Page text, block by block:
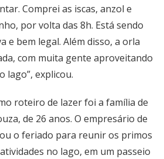
Comprei as iscas, anzol e
por volta das 8h. Está sendo
e bem legal. Além disso, a orla
com muita gente aproveitando
lago”, explicou.
roteiro de lazer foi a família de
de 26 anos. O empresário de
o feriado para reunir os primos
no lago, em um passeio